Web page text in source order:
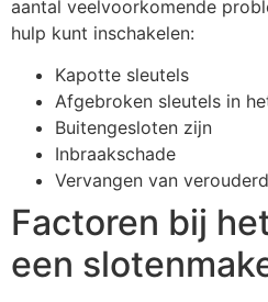
aantal veelvoorkomende
hulp kunt inschakelen:
Kapotte sleutels
Afgebroken sleutels in
Buitengesloten zijn
Inbraakschade
Vervangen van
Factoren bij
een